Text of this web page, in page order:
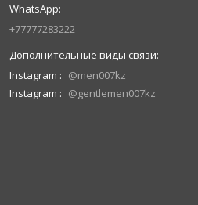
+77777283222
Instagram
@men007kz
Instagram
@gentlemen007kz